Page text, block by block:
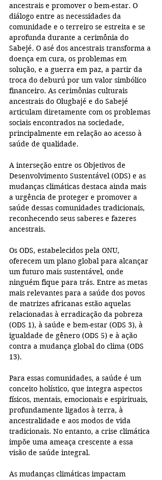
ancestrais e promover o bem-estar. O
diálogo entre as necessidades da
comunidade e o terreiro se estreita e se
aprofunda durante a cerimônia do
Sabejé. O asé dos ancestrais transforma a
doença em cura, os problemas em
solução, e a guerra em paz, a partir da
troca do deburú por um valor simbólico
financeiro. As cerimônias culturais
ancestrais do Olugbajé e do Sabejé
articulam diretamente com os problemas
sociais encontrados na sociedade,
principalmente em relação ao acesso à
saúde de qualidade.
A interseção entre os Objetivos de
Desenvolvimento Sustentável (ODS) e as
mudanças climáticas destaca ainda mais
a urgência de proteger e promover a
saúde dessas comunidades tradicionais,
reconhecendo seus saberes e fazeres
ancestrais.
Os ODS, estabelecidos pela ONU,
oferecem um plano global para alcançar
um futuro mais sustentável, onde
ninguém fique para trás. Entre as metas
mais relevantes para a saúde dos povos
de matrizes africanas estão aquelas
relacionadas à erradicação da pobreza
(ODS 1), à saúde e bem-estar (ODS 3), à
igualdade de gênero (ODS 5) e à ação
contra a mudança global do clima (ODS
13).
Para essas comunidades, a saúde é um
conceito holístico, que integra aspectos
físicos, mentais, emocionais e espirituais,
profundamente ligados à terra, à
ancestralidade e aos modos de vida
tradicionais. No entanto, a crise climática
impõe uma ameaça crescente a essa
visão de saúde integral.
As mudanças climáticas impactam